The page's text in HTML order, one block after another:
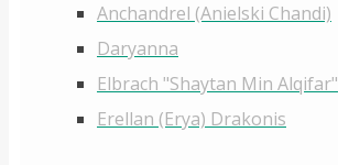
Anchandrel (Anielski Chandi)
Daryanna
Elbrach "Shaytan Min Alqifar"
Erellan (Erya) Drakonis